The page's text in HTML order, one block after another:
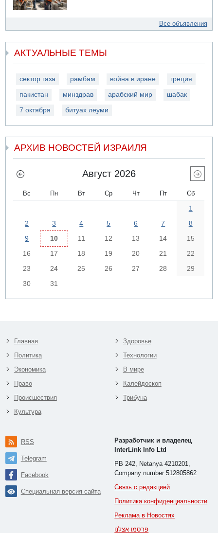
Все объявления
АКТУАЛЬНЫЕ ТЕМЫ
сектор газа рамбам война в иране греция
пакистан минздрав арабский мир шабак
7 октября битуах леуми
АРХИВ НОВОСТЕЙ ИЗРАИЛЯ
Август 2026
Вс Пн Вт Ср Чт Пт Сб
1
2
3 4 5 6 7
8
9
10 11 12 13 14
15
16
17 18 19 20 21
22
23
24 25 26 27 28
29
30
31
Главная
Политика
Экономика
Право
Происшествия
Культура
Здоровье
Технологии
В мире
Калейдоскоп
Трибуна
RSS
Telegram
Facebook
Специальная версия сайта
Разработчик и владелец
InterLink Info Ltd
PB 242, Netanya 4210201,
Company number 512805862
Связь с редакцией
Политика конфиденциальности
Реклама в Новостях
פרסמו אצלנו